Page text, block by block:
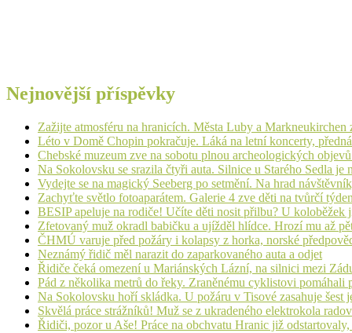
Nejnovější příspěvky
Zažijte atmosféru na hranicích. Města Luby a Markneukirchen
Léto v Domě Chopin pokračuje. Láká na letní koncerty,
Chebské muzeum zve na sobotu plnou archeologických
Na Sokolovsku se srazila čtyři auta. Silnice u Starého Sedla je
Vydejte se na magický Seeberg po setmění. Na hrad
Zachyťte světlo fotoaparátem. Galerie 4 zve děti na tvůrčí
BESIP apeluje na rodiče! Učíte děti nosit přilbu? U koloběžek
Zfetovaný muž okradl babičku a ujížděl hlídce. Hrozí mu až
ČHMÚ varuje před požáry i kolapsy z horka, norské
Neznámý řidič měl narazit do zaparkovaného auta a odjet
Řidiče čeká omezení u Mariánských Lázní, na silnici mezi
Pád z několika metrů do řeky. Zraněnému cyklistovi pomáhali
Na Sokolovsku hoří skládka. U požáru v Tisové zasahuje šest
Skvělá práce strážníků! Muž se z ukradeného elektrokola
Řidiči, pozor u Aše! Práce na obchvatu Hranic již